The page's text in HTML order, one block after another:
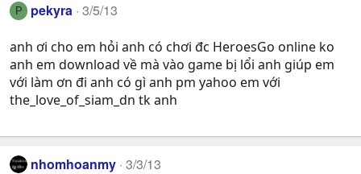
P pekyra 3/5/13
anh ơi cho em hỏi anh có chơi đc HeroesGo online ko
anh em download về mà vào game bị lổi anh giúp em
với làm ơn đi anh có gì anh pm yahoo em với
the_love_of_siam_dn tk anh
nhomhoanmy 3/3/13